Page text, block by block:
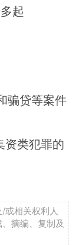
起
骗贷等案件
类犯罪的
或相关权利人
摘编、复制及